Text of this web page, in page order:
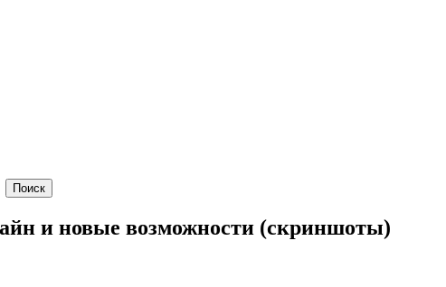
и новые возможности (скриншоты)